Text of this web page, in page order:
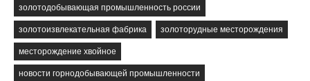
золотодобывающая промышленность россии
золотоизвлекательная фабрика золоторудные месторождения
месторождение хвойное
новости горнодобывающей промышленности